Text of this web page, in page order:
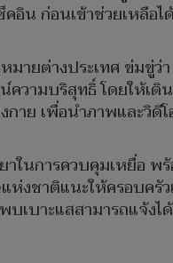
อิน ก่อนเข้าช่วยเหลือไ
ายต่างประเทศ ข่มขู่ว่า
วามบริสุทธิ์ โดยให้เดิ
าย เพื่อนำภาพและวิดีโ
ในการควบคุมเหยื่อ พร้
ห่งชาติแนะให้ครอบครั
เบาะแสสามารถแจ้งไ